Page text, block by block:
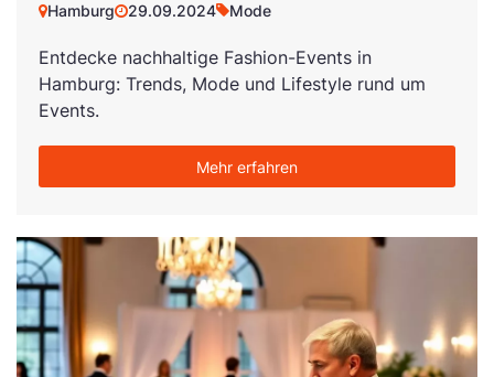
Hamburg 29.09.2024 Mode
Entdecke nachhaltige Fashion-Events in
Hamburg: Trends, Mode und Lifestyle rund um
Events.
Mehr erfahren